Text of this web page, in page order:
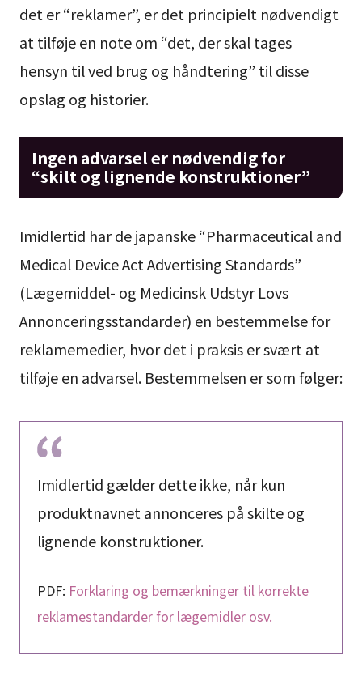
det er “reklamer”, er det principielt nødvendigt
at tilføje en note om “det, der skal tages
hensyn til ved brug og håndtering” til disse
opslag og historier.
Ingen advarsel er nødvendig for
“skilt og lignende konstruktioner”
Imidlertid har de japanske “Pharmaceutical and
Medical Device Act Advertising Standards”
(Lægemiddel- og Medicinsk Udstyr Lovs
Annonceringsstandarder) en bestemmelse for
reklamemedier, hvor det i praksis er svært at
tilføje en advarsel. Bestemmelsen er som følger:
Imidlertid gælder dette ikke, når kun
produktnavnet annonceres på skilte og
lignende konstruktioner.
PDF: Forklaring og bemærkninger til korrekte
reklamestandarder for lægemidler osv.